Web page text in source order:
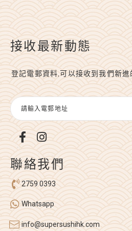
接收最新動態
登記電郵資料,可以接收到我們新進
聯絡我們
2759 0393
Whatsapp
info@supersushihk.com